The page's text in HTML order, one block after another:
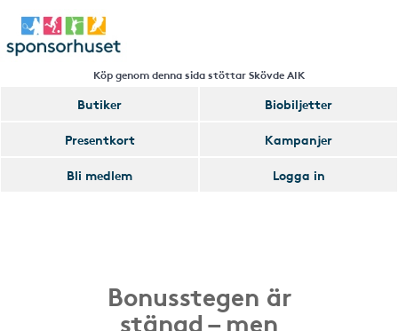
Köp genom denna sida stöttar Skövde AIK
Butiker
Biobiljetter
Presentkort
Kampanjer
Bli medlem
Logga in
Bonusstegen är
stängd – men